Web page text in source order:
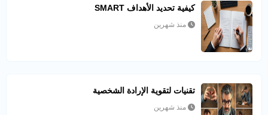
كيفية تحديد الأهداف SMART
منذ شهرين
تقنيات لتقوية الإرادة الشخصية
منذ شهرين